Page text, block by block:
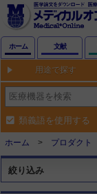
ホーム 文献
用途で探す
類義語を使用する
ホーム プロダクト
絞り込み